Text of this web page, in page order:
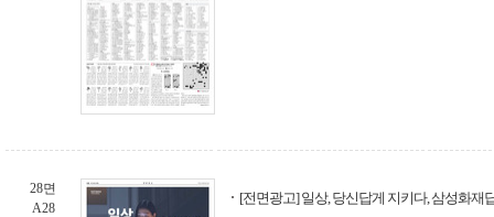
28면
A28
[전면광고] 일상, 당신답게 지키다, 삼성화재